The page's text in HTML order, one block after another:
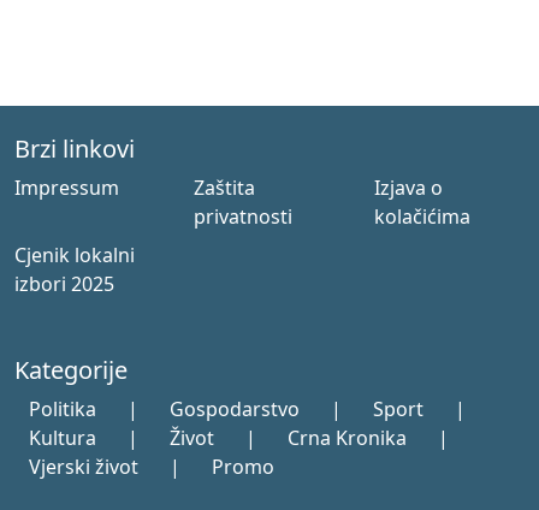
Brzi linkovi
Impressum
Zaštita
privatnosti
Izjava o
kolačićima
Cjenik lokalni
izbori 2025
Kategorije
Politika | Gospodarstvo | Sport
|
Kultura
| Život | Crna Kronika
|
Vjerski život
| Promo